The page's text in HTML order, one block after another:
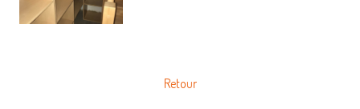
Retour